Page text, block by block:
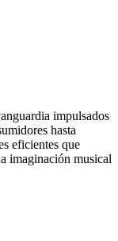
impulsados
hasta
eficientes que
imaginación musical